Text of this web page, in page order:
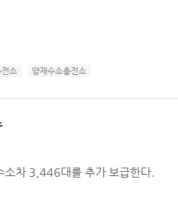
소 양재수소충전소
소차 3,446대를 추가 보급한다.